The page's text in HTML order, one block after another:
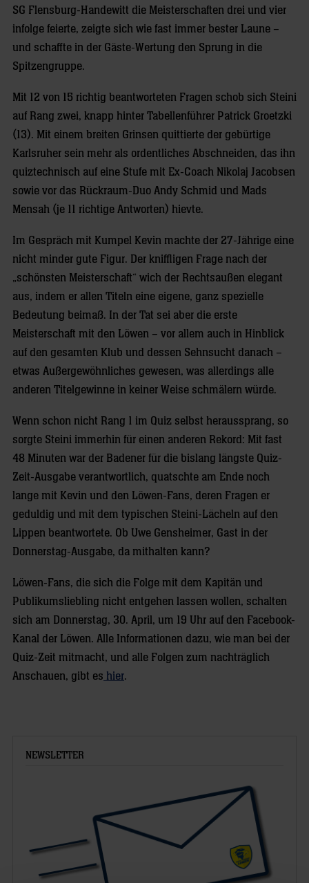
SG Flensburg-Handewitt die Meisterschaften drei und vier
infolge feierte, zeigte sich wie fast immer bester Laune –
und schaffte in der Gäste-Wertung den Sprung in die
Spitzengruppe.
Mit 12 von 15 richtig beantworteten Fragen schob sich Steini
auf Rang zwei, knapp hinter Tabellenführer Patrick Groetzki
(13). Mit einem breiten Grinsen quittierte der gebürtige
Karlsruher sein mehr als ordentliches Abschneiden, das ihn
quiztechnisch auf eine Stufe mit Ex-Coach Nikolaj Jacobsen
sowie vor das Rückraum-Duo Andy Schmid und Mads
Mensah (je 11 richtige Antworten) hievte.
Im Gespräch mit Kumpel Kevin machte der 27-Jährige eine
nicht minder gute Figur. Der kniffligen Frage nach der
„schönsten Meisterschaft“ wich der Rechtsaußen elegant
aus, indem er allen Titeln eine eigene, ganz spezielle
Bedeutung beimaß. In der Tat sei aber die erste
Meisterschaft mit den Löwen – vor allem auch in Hinblick
auf den gesamten Klub und dessen Sehnsucht danach –
etwas Außergewöhnliches gewesen, was allerdings alle
anderen Titelgewinne in keiner Weise schmälern würde.
Wenn schon nicht Rang 1 im Quiz selbst heraussprang, so
sorgte Steini immerhin für einen anderen Rekord: Mit fast
48 Minuten war der Badener für die bislang längste Quiz-
Zeit-Ausgabe verantwortlich, quatschte am Ende noch
lange mit Kevin und den Löwen-Fans, deren Fragen er
geduldig und mit dem typischen Steini-Lächeln auf den
Lippen beantwortete. Ob Uwe Gensheimer, Gast in der
Donnerstag-Ausgabe, da mithalten kann?
Löwen-Fans, die sich die Folge mit dem Kapitän und
Publikumsliebling nicht entgehen lassen wollen, schalten
sich am Donnerstag, 30. April, um 19 Uhr auf den Facebook-
Kanal der Löwen. Alle Informationen dazu, wie man bei der
Quiz-Zeit mitmacht, und alle Folgen zum nachträglich
Anschauen, gibt es hier.
NEWSLETTER